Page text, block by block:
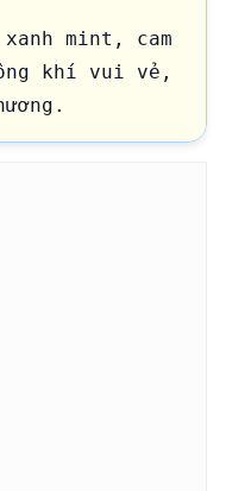
mint, cam
khí vui vẻ,